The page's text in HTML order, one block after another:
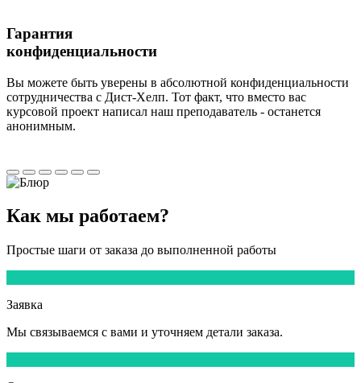
Гарантия
конфиденциальности
Вы можете быть уверены в абсолютной конфиденциальности
сотрудничества с Дист-Хелп. Тот факт, что вместо вас
курсовой проект написал наш преподаватель - останется
анонимным.
Как мы работаем?
Простые шаги от заказа до выполненной работы
Заявка
Мы связываемся с вами и уточняем детали заказа.